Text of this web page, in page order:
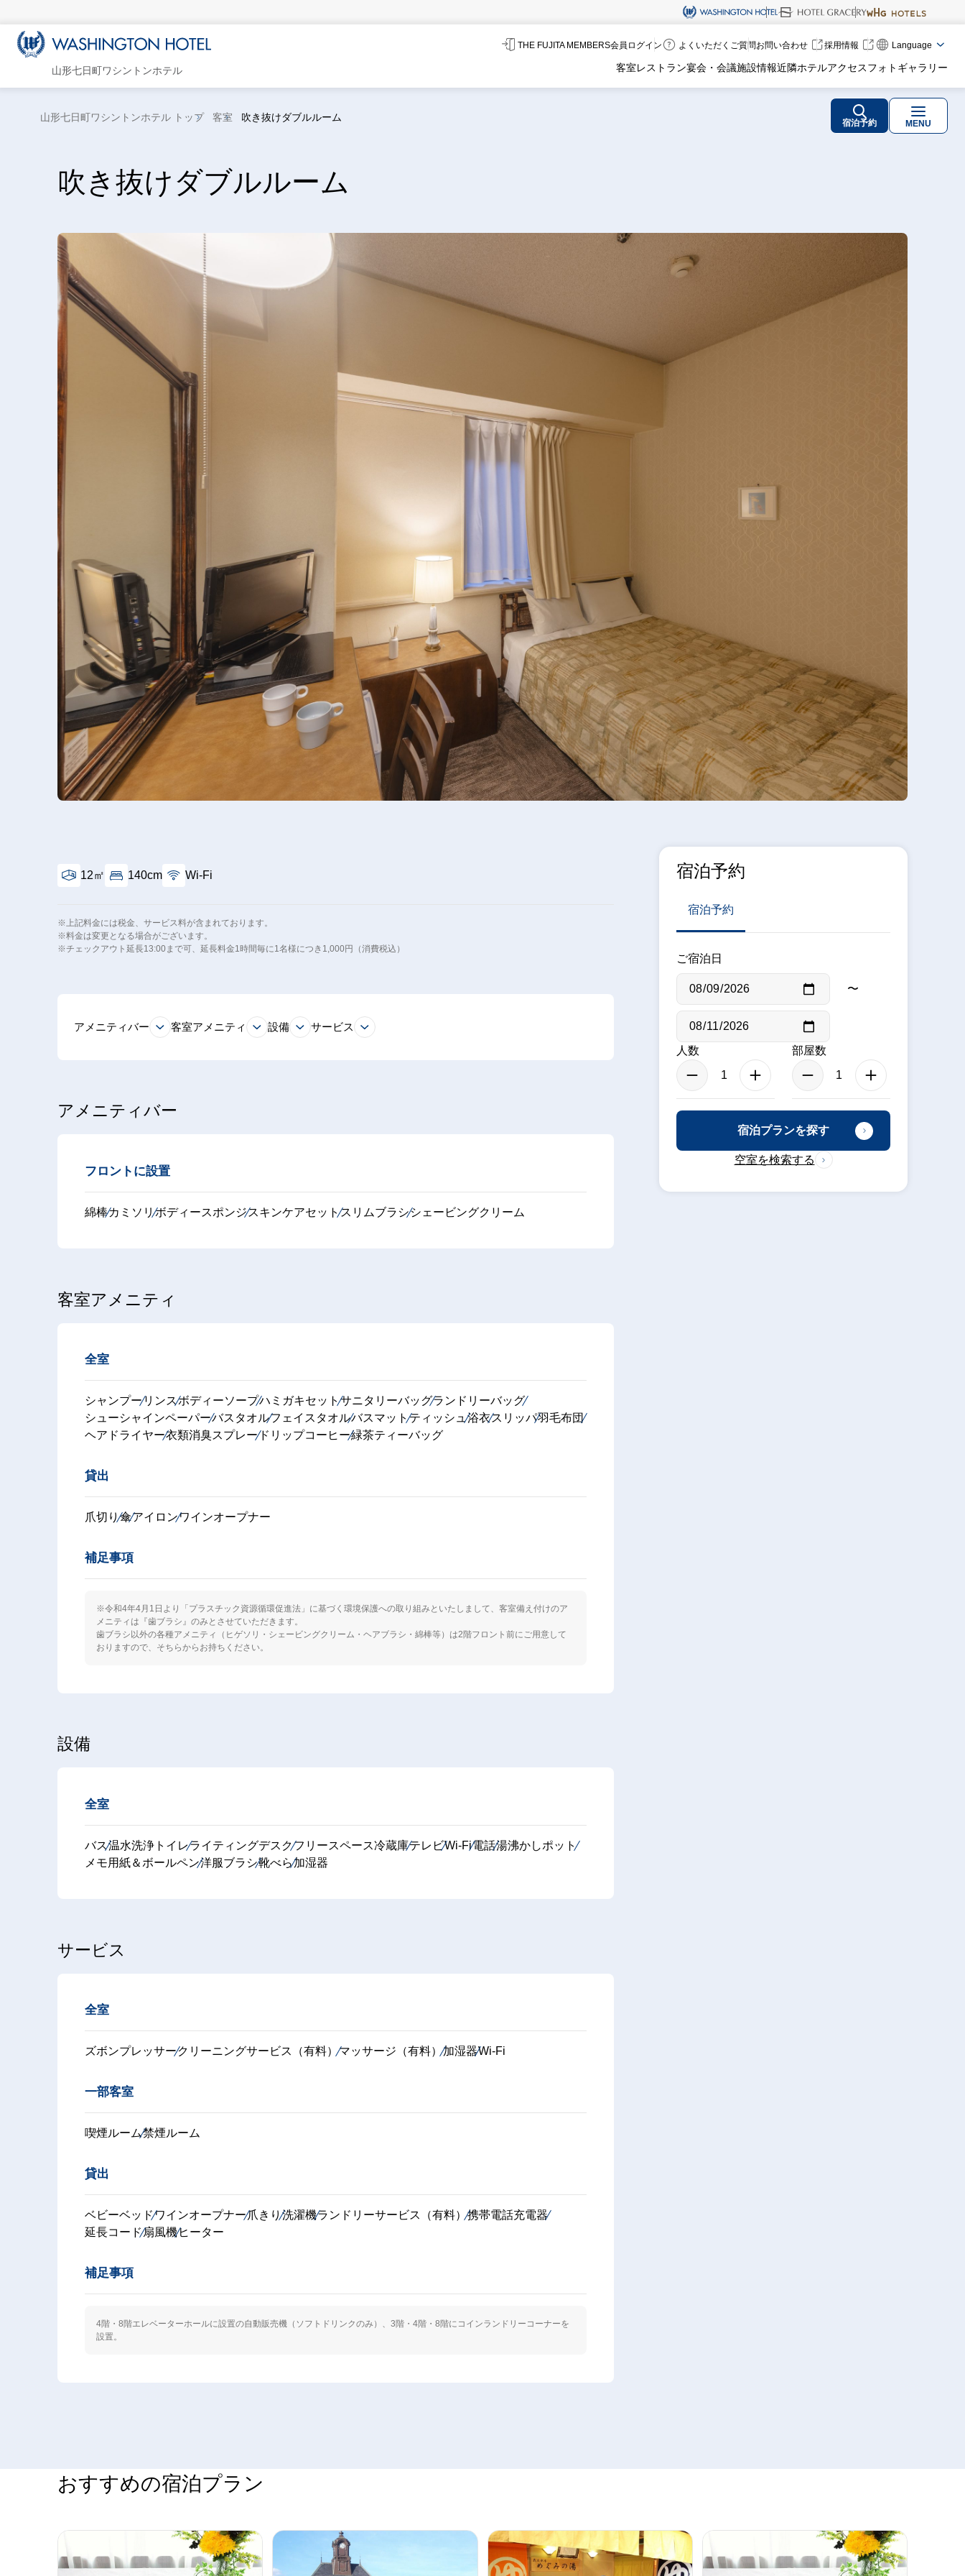
THE FUJITA MEMBERS会員ログイン よくいただくご質問お問い合わせ 採用情報 Language
山形七日町ワシントンホテル 客室レストラン宴会・会議施設情報近隣ホテルアクセスフォトギャラリー
宿泊予約 MENU
山形七日町ワシントンホテル トップ 客室 吹き抜けダブルルーム
吹き抜けダブルルーム
12㎡ 140cm Wi-Fi
※上記料金には税金、サービス料が含まれております。
※料金は変更となる場合がございます。
※チェックアウト延長13:00まで可、延長料金1時間毎に1名様につき1,000円（消費税込）
アメニティバー 客室アメニティ 設備 サービス
アメニティバー
フロントに設置
綿棒カミソリボディースポンジスキンケアセットスリムブラシシェービングクリーム
客室アメニティ
全室
シャンプーリンスボディーソープハミガキセットサニタリーバッグランドリーバッグ
シューシャインペーパーバスタオルフェイスタオルバスマットティッシュ浴衣スリッパ羽毛布団
ヘアドライヤー衣類消臭スプレードリップコーヒー緑茶ティーバッグ
貸出
爪切り傘アイロンワインオープナー
補足事項
※令和4年4月1日より「プラスチック資源循環促進法」に基づく環境保護への取り組みといたしまして、客室備え付けのア
メニティは『歯ブラシ』のみとさせていただきます。
歯ブラシ以外の各種アメニティ（ヒゲソリ・シェービングクリーム・ヘアブラシ・綿棒等）は2階フロント前にご用意して
おりますので、そちらからお持ちください。
設備
全室
バス温水洗浄トイレライティングデスクフリースペース冷蔵庫テレビWi-Fi電話湯沸かしポット
メモ用紙＆ボールペン洋服ブラシ靴べら加湿器
サービス
全室
ズボンプレッサークリーニングサービス（有料）マッサージ（有料）加湿器Wi-Fi
一部客室
喫煙ルーム禁煙ルーム
貸出
ベビーベッドワインオープナー爪きり洗濯機ランドリーサービス（有料）携帯電話充電器
延長コード扇風機ヒーター
補足事項
4階・8階エレベーターホールに設置の自動販売機（ソフトドリンクのみ）、3階・4階・8階にコインランドリーコーナーを
設置。
宿泊予約
宿泊予約
ご宿泊日
〜
人数 部屋数
宿泊プランを探す
空室を検索する
おすすめの宿泊プラン